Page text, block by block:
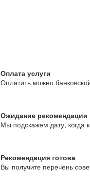
Оплата услуги
Оплатить можно
Ожидание рекомендации
Мы подскажем дату, когда
Рекомендация готова
Вы получите перечень